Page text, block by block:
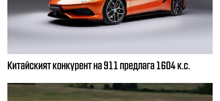
Китайският конкурент на 911 предлага 1604 к.с.